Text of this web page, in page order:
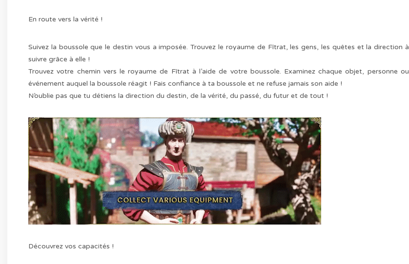
En route vers la vérité !
Suivez la boussole que le destin vous a imposée. Trouvez le royaume de Fîtrat, les gens, les quêtes et la direction à
suivre grâce à elle !
Trouvez votre chemin vers le royaume de Fîtrat à l’aide de votre boussole. Examinez chaque objet, personne ou
événement auquel la boussole réagit ! Fais confiance à ta boussole et ne refuse jamais son aide !
N’oublie pas que tu détiens la direction du destin, de la vérité, du passé, du futur et de tout !
Découvrez vos capacités !